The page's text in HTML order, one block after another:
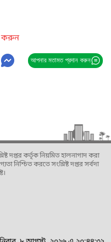
করুন
আপনার মতামত প্রদান করুন
দপ্তর কর্তৃক নিয়মিত হালনাগাদ করা
নিশ্চিত করতে সংশ্লিষ্ট দপ্তর সর্বদা